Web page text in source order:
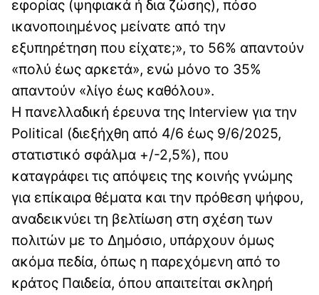
εφορίας (ψηφιακά ή δια ζώσης), πόσο
ικανοποιημένος μείνατε από την
εξυπηρέτηση που είχατε;», το 56% απαντούν
«πολύ έως αρκετά», ενώ μόνο το 35%
απαντούν «λίγο έως καθόλου».
Η πανελλαδική έρευνα της Interview για την
Political (διεξήχθη από 4/6 έως 9/6/2025,
στατιστικό σφάλμα +/-2,5%), που
καταγράφει τις απόψεις της κοινής γνώμης
για επίκαιρα θέματα και την πρόθεση ψήφου,
αναδεικνύει τη βελτίωση στη σχέση των
πολιτών με το Δημόσιο, υπάρχουν όμως
ακόμα πεδία, όπως η παρεχόμενη από το
κράτος Παιδεία, όπου απαιτείται σκληρή